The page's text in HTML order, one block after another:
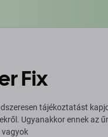
Fix
tájékoztatást
Ugyanakkor ennek az
vagyok